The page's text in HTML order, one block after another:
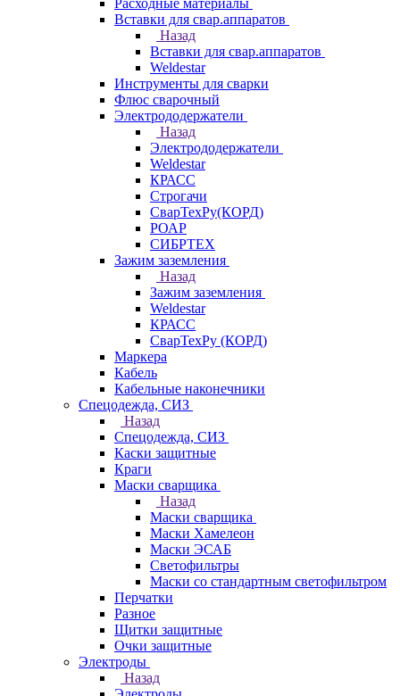
Расходные материалы
Вставки для свар.аппаратов
Назад
Вставки для свар.аппаратов
Weldestar
Инструменты для сварки
Флюс сварочный
Электрододержатели
Назад
Электрододержатели
Weldestar
КРАСС
Строгачи
СварТехРу(КОРД)
РОАР
СИБРТЕХ
Зажим заземления
Назад
Зажим заземления
Weldestar
КРАСС
СварТехРу (КОРД)
Маркера
Кабель
Кабельные наконечники
Спецодежда, СИЗ
Назад
Спецодежда, СИЗ
Каски защитные
Краги
Маски сварщика
Назад
Маски сварщика
Маски Хамелеон
Маски ЭСАБ
Светофильтры
Маски со стандартным светофильтром
Перчатки
Разное
Щитки защитные
Очки защитные
Электроды
Назад